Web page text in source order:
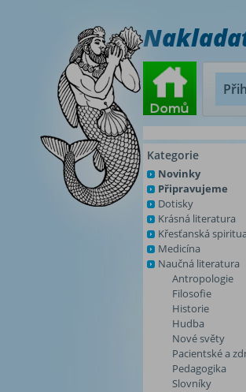
Kategorie
Novinky
Připravujeme
Dotisky
Krásná literatura
Křesťanská
Medicína
Naučná literatura
Antropologie
Filosofie
Historie
Hudba
Nové světy
Pacientské a
Pedagogika
Slovníky